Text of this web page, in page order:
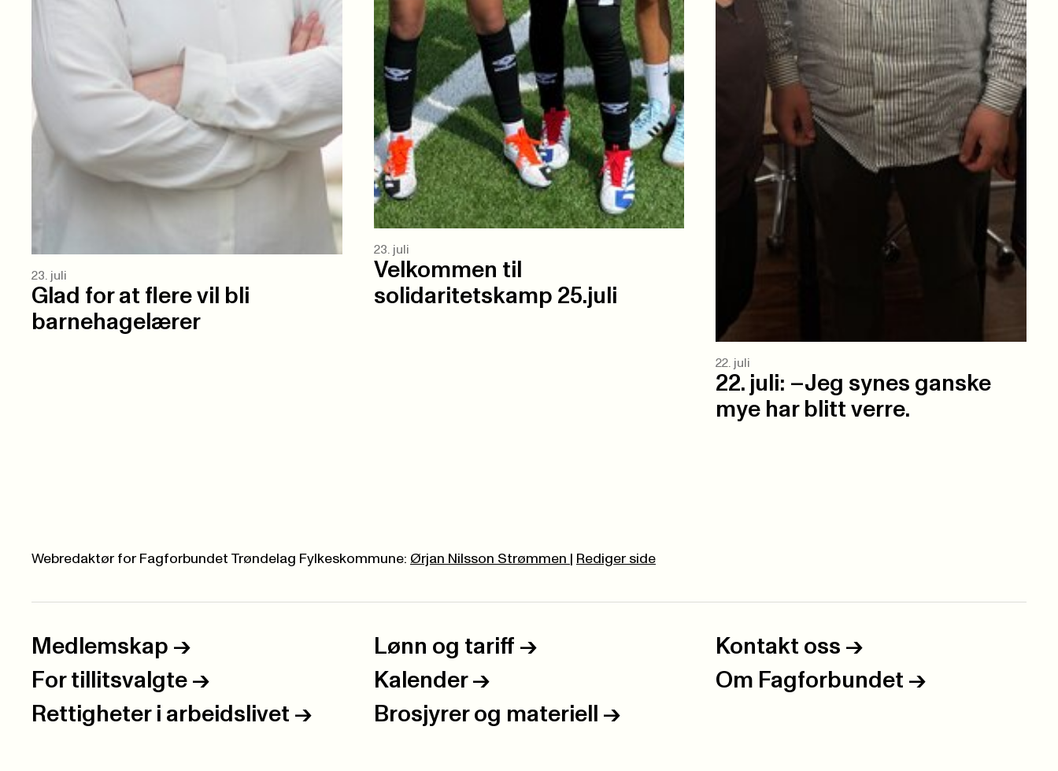
23. juli
Glad for at flere vil bli
barnehagelærer
23. juli
Velkommen til
solidaritetskamp 25.juli
22. juli
22. juli: –Jeg synes ganske
mye har blitt verre.
Webredaktør for Fagforbundet Trøndelag Fylkeskommune: Ørjan Nilsson Strømmen Rediger side
Medlemskap -> Lønn og tariff -> Kontakt oss ->
For tillitsvalgte -> Kalender -> Om Fagforbundet ->
Rettigheter i arbeidslivet -> Brosjyrer og materiell ->